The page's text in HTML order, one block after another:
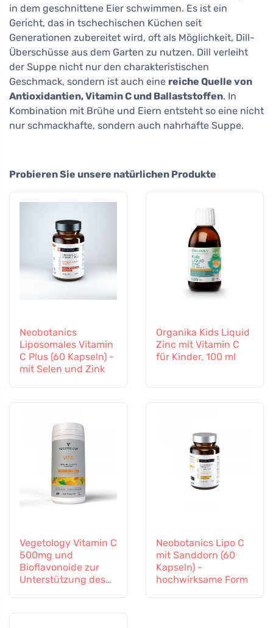
in dem geschnittene Eier schwimmen. Es ist ein
Gericht, das in tschechischen Küchen seit
Generationen zubereitet wird, oft als Möglichkeit, Dill-
Überschüsse aus dem Garten zu nutzen. Dill verleiht
der Suppe nicht nur den charakteristischen
Geschmack, sondern ist auch eine reiche Quelle von
Antioxidantien, Vitamin C und Ballaststoffen. In
Kombination mit Brühe und Eiern entsteht so eine nicht
nur schmackhafte, sondern auch nahrhafte Suppe.
Probieren Sie unsere natürlichen Produkte
Neobotanics
Liposomales Vitamin
C Plus (60 Kapseln) -
mit Selen und Zink
Organika Kids Liquid
Zinc mit Vitamin C
für Kinder, 100 ml
Vegetology Vitamin C
500mg und
Bioflavonoide zur
Unterstützung des
Neobotanics Lipo C
mit Sanddorn (60
Kapseln) -
hochwirksame Form